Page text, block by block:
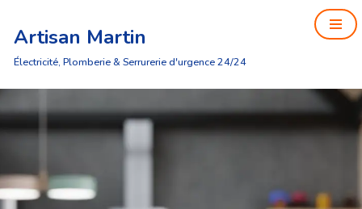
Aller
au
Artisan Martin
Électricité, Plomberie & Serrurerie d'urgence 24/24